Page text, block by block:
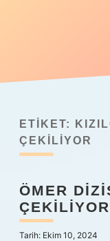
Anasayfa
Yasal Uyarı
ETIKET:
ÇEKILIYOR
ÖMER
Tarih: Ekim 10, 2024